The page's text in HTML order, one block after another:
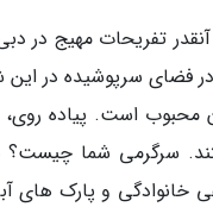
تفریحات مهیج در
فضای سرپوشیده در
است. پیاده روی،
سرگرمی شما چیست؟
خانوادگی و پارک های